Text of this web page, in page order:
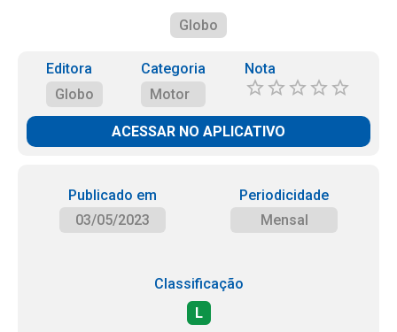
Globo
Editora
Globo
Categoria
Motor
Nota
ACESSAR NO APLICATIVO
Publicado em
03/05/2023
Periodicidade
Mensal
Classificação
L